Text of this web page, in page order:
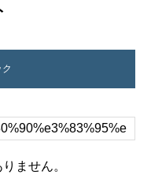
ません。